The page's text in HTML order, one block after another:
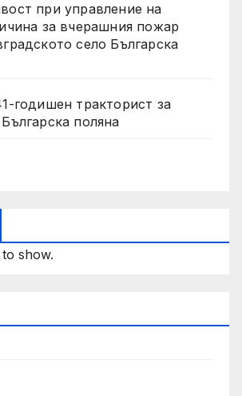
при управление на
за вчерашния пожар
село Българска
годишен тракторист за
поляна
show.